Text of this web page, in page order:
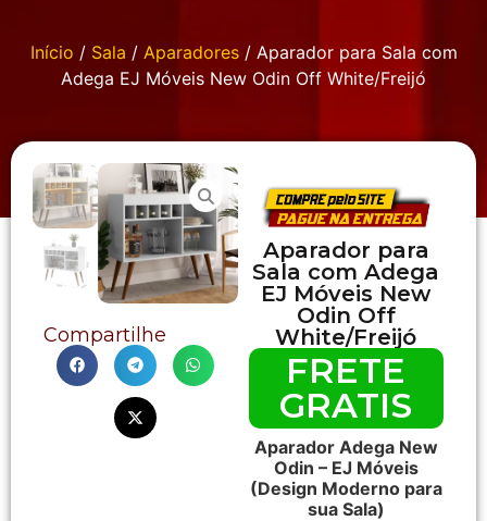
Início / Sala / Aparadores/ Aparador para Sala com
Adega EJ Móveis New Odin Off White/Freijó
Compartilhe
Aparador para
Sala com Adega
EJ Móveis New
Odin Off
White/Freijó
FRETE
GRATIS
Aparador Adega New
Odin – EJ Móveis
(Design Moderno para
sua Sala)